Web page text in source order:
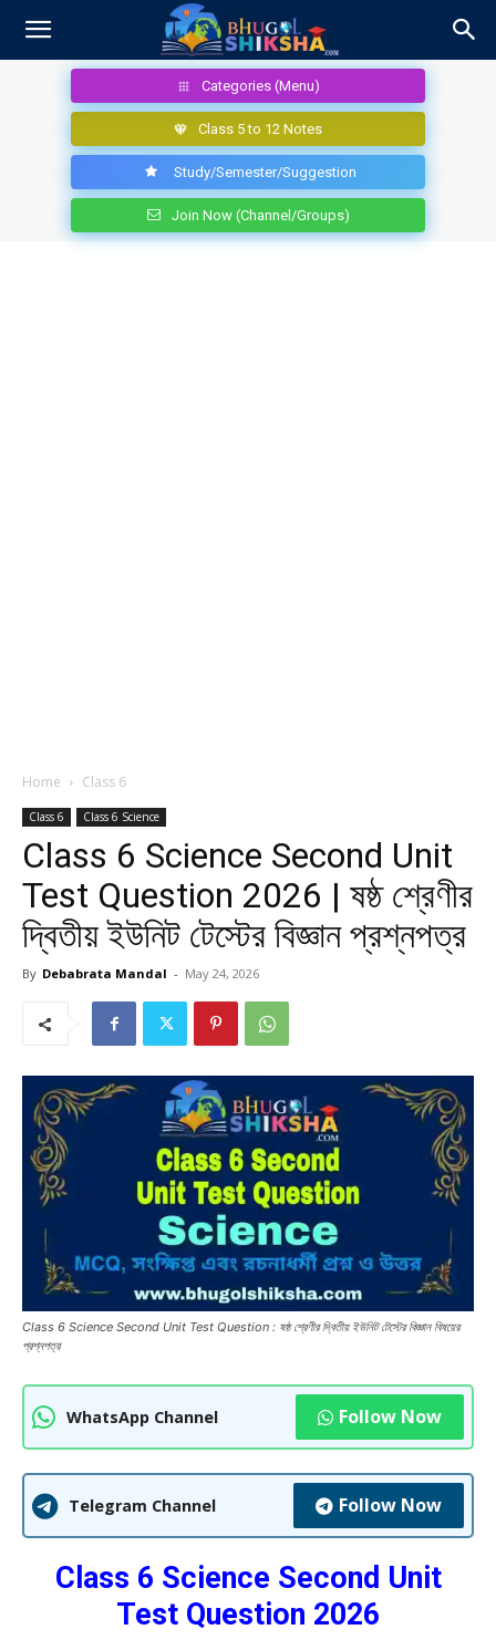
Categories (Menu)
Class 5 to 12 Notes
Study/Semester/Suggestion
Join Now (Channel/Groups)
Home Class 6
Class 6 Class 6 Science
Class 6 Science Second Unit
Test Question 2026 | ষষ্ঠ শ্রেণীর
দ্বিতীয় ইউনিট টেস্টের বিজ্ঞান প্রশ্নপত্র
By Debabrata Mandal - May 24, 2026
Class 6 Science Second Unit Test Question : ষষ্ঠ শ্রেণীর দ্বিতীয় ইউনিট টেস্টের বিজ্ঞান বিষয়ের
প্রশ্নপত্র
WhatsApp Channel Follow Now
Telegram Channel Follow Now
Class 6 Science Second Unit
Test Question 2026